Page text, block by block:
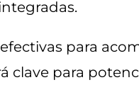
para
clave para